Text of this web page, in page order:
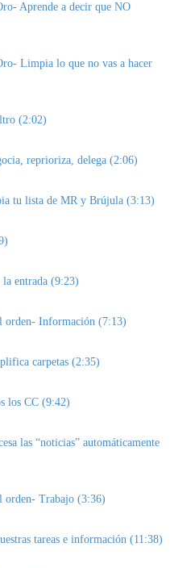
Aprende a decir que NO
Limpia lo que no vas a hacer
(2:02)
reprioriza, delega (2:06)
tu lista de MR y Brújula (3:13)
entrada (9:23)
orden- Información (7:13)
carpetas (2:35)
los CC (9:42)
las “noticias” automáticamente
orden- Trabajo (3:36)
tareas e información (11:38)